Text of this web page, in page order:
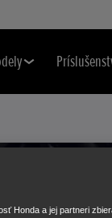
Honda a jej partneri